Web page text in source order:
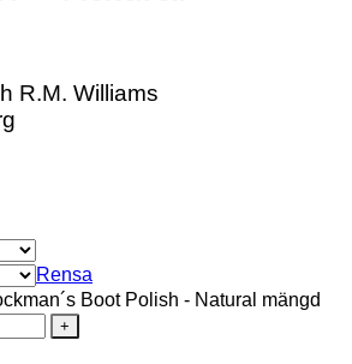
R.M. Williams
Rensa
Boot Polish - Natural mängd